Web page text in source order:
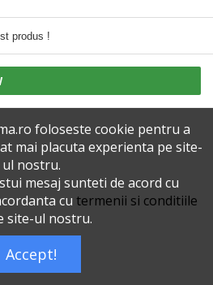
produs !
Rezervate.
foloseste cookie pentru a
mai placuta experienta pe site-
ul nostru.
mesaj sunteti de acord cu
cu termenii si conditiile
site-ul nostru.
Accept!